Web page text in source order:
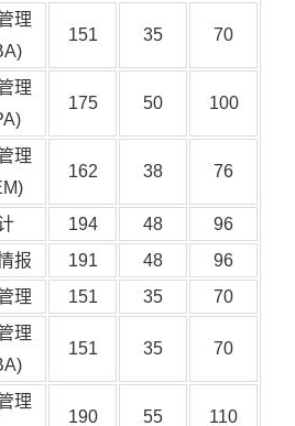
理
151 35 70
理
175 50 100
理
162 38 76
194 48
96
报
191 48
96
理
151 35 70
理
151 35 70
理
190 55 110